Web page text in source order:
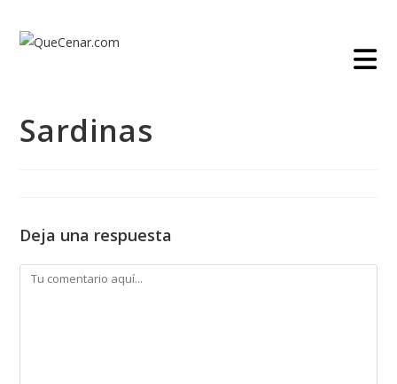
contenido
Sardinas
Deja una respuesta
Comentario